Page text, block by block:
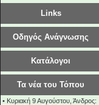
Links
Οδηγός Ανάγνωσης
Κατάλογοι
Τα νέα του Τόπου
• Κυριακή 9 Αυγούστου, Άνδρος: